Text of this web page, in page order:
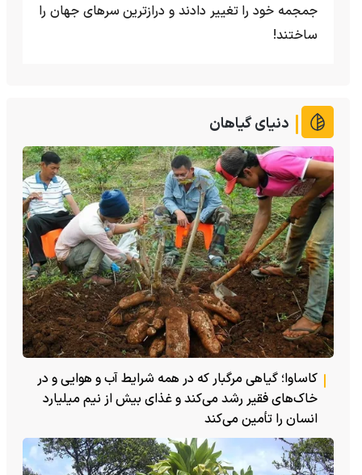
جمجمه خود را تغییر دادند و درازترین سرهای جهان را
ساختند!
دنیای گیاهان
کاساوا؛ گیاهی مرگبار که در همه شرایط آب و هوایی و در
خاک‌های فقیر رشد می‌کند و غذای بیش از نیم میلیارد
انسان را تأمین می‌کند